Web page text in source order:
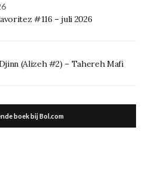
#116 – juli 2026
(Alizeh #2) – Tahereh Mafi
boek bij Bol.com